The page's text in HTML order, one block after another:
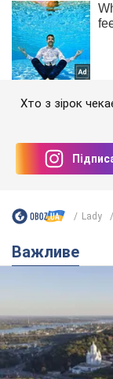
Хто з зірок
Lady
Важливе